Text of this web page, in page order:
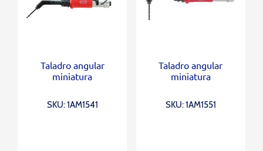
Taladro angular
miniatura
SKU: 1AM1541
Taladro angular
miniatura
SKU: 1AM1551